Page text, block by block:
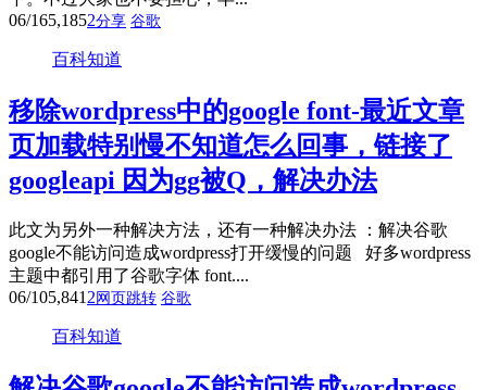
06/165,1852分享 谷歌
百科知道
移除wordpress中的google font-最近文章
页加载特别慢不知道怎么回事，链接了
googleapi 因为gg被Q，解决办法
此文为另外一种解决方法，还有一种解决办法 ：解决谷歌
google不能访问造成wordpress打开缓慢的问题 好多wordpress
主题中都引用了谷歌字体 font....
06/105,841 2 网页跳转 谷歌
百科知道